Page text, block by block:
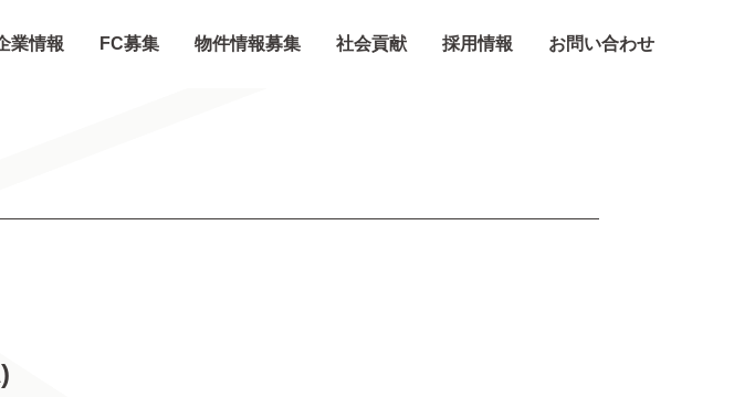
業情報 FC募集 物件情報募集 社会貢献 採用情報 お問い合わせ